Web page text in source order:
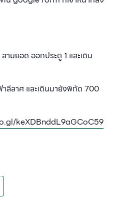
ามยอด ออกประตู 1 และเดิน
าลีลาศ และเดินมายังพิกัด 700
keXDBnddL9aGCoC59